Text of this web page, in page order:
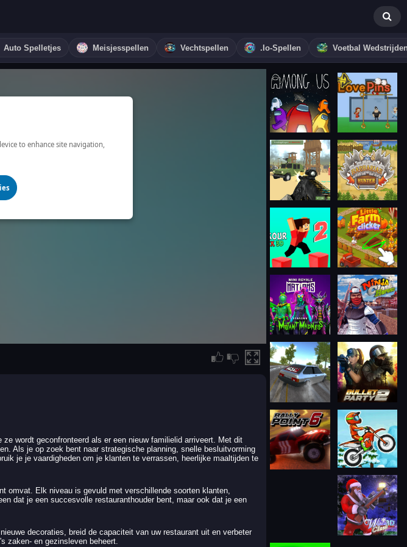
Auto Spelletjes Meisjesspellen Vechtspellen .io-Spellen Voetbal
wordt geconfronteerd als er een nieuw familielid arriveert. Met dit
Als je op zoek bent naar strategische planning, snelle besluitvorming
je je vaardigheden om je klanten te verrassen, heerlijke maaltijden te
omvat. Elk niveau is gevuld met verschillende soorten klanten,
dat je een succesvolle restauranthouder bent, maar ook dat je een
decoraties, breid de capaciteit van uw restaurant uit en verbeter
zaken- en gezinsleven beheert.